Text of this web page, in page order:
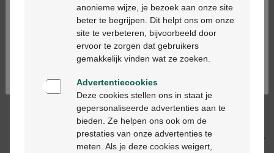
levering in je Multipharma apotheek
levering thuis vanaf €55
Klantendienst
via chat of
Productbeschrijving
Ga verder in het nederlands
Continuez en français
anonieme wijze, je bezoek aan onze site
beter te begrijpen. Dit helpt ons om onze
site te verbeteren, bijvoorbeeld door
ervoor te zorgen dat gebruikers
gemakkelijk vinden wat ze zoeken.
Advertentiecookies
Deze cookies stellen ons in staat je
gepersonaliseerde advertenties aan te
bieden. Ze helpen ons ook om de
prestaties van onze advertenties te
meten. Als je deze cookies weigert,